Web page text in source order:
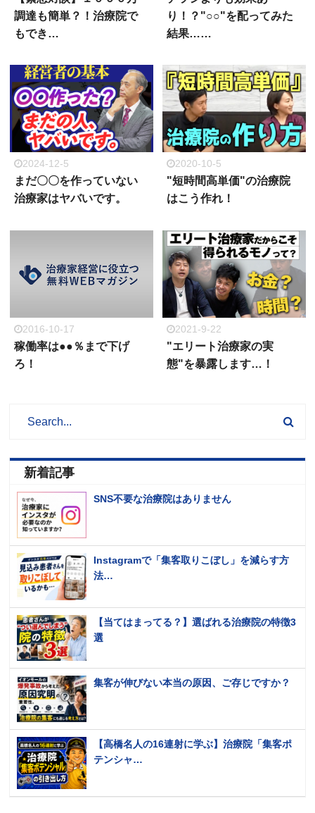
調達も簡単？！治療院で
もでき…
り！？"○○"を配ってみた
結果……
2024-12-5
まだ〇〇を作っていない
治療家はヤバいです。
2020-10-5
"短時間高単価"の治療院
はこう作れ！
2016-10-17
稼働率は●●％まで下げ
ろ！
2021-9-22
"エリート治療家の実
態"を暴露します…！
新着記事
SNS不要な治療院はありません
Instagramで「集客取りこぼし」を減らす方
法…
【当てはまってる？】選ばれる治療院の特徴3
選
集客が伸びない本当の原因、ご存じですか？
【高橋名人の16連射に学ぶ】治療院「集客ポ
テンシャ…